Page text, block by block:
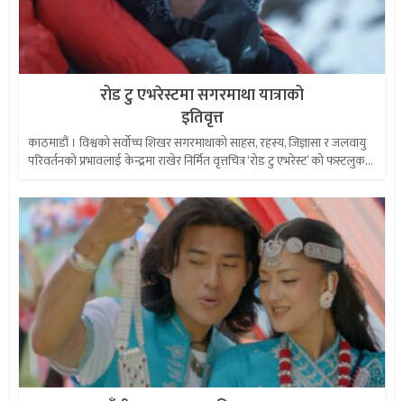
रोड टु एभरेस्टमा सगरमाथा यात्राको
इतिवृत्त
काठमाडौं । विश्वको सर्वोच्च शिखर सगरमाथाको साहस, रहस्य, जिज्ञासा र जलवायु
परिवर्तनको प्रभावलाई केन्द्रमा राखेर निर्मित वृत्तचित्र ‘रोड टु एभरेस्ट’ को फस्टलुक...